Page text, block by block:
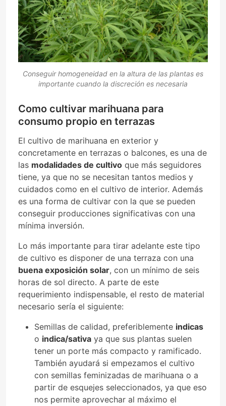
Conseguir homogeneidad en la altura de las plantas es
importante cuando la discreción es necesaria
Como cultivar marihuana para
consumo propio en terrazas
El cultivo de marihuana en exterior y
concretamente en terrazas o balcones, es una de
las modalidades de cultivo que más seguidores
tiene, ya que no se necesitan tantos medios y
cuidados como en el cultivo de interior. Además
es una forma de cultivar con la que se pueden
conseguir producciones significativas con una
mínima inversión.
Lo más importante para tirar adelante este tipo
de cultivo es disponer de una terraza con una
buena exposición solar, con un mínimo de seis
horas de sol directo. A parte de este
requerimiento indispensable, el resto de material
necesario sería el siguiente:
Semillas de calidad, preferiblemente indicas
o indica/sativa ya que sus plantas suelen
tener un porte más compacto y ramificado.
También ayudará si empezamos el cultivo
con semillas feminizadas de marihuana o a
partir de esquejes seleccionados, ya que eso
nos permite aprovechar al máximo el